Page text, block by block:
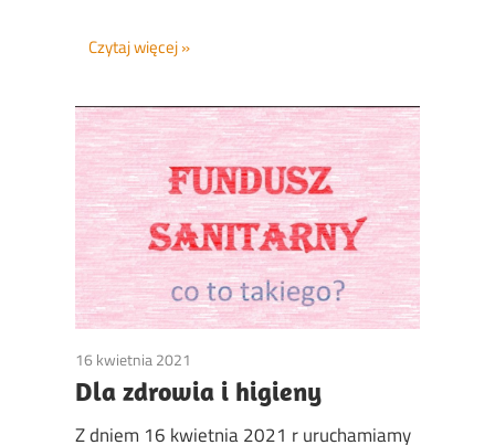
Czytaj więcej
16 kwietnia 2021
Dla zdrowia i higieny
Z dniem 16 kwietnia 2021 r uruchamiamy